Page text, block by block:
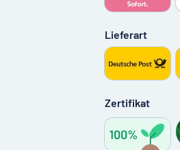
Lieferart
Zertifikat